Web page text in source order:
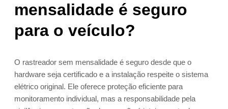
mensalidade é seguro
para o veículo?
O rastreador sem mensalidade é seguro desde que o
hardware seja certificado e a instalação respeite o sistema
elétrico original. Ele oferece proteção eficiente para
monitoramento individual, mas a responsabilidade pela